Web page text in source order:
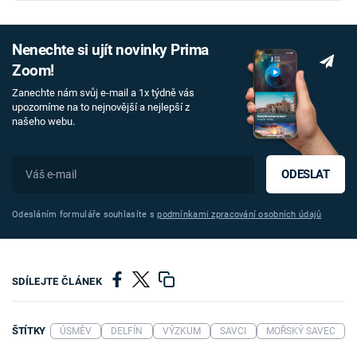
Nenechte si ujít novinky Prima
Zoom!
Zanechte nám svůj e-mail a 1x týdně vás
upozorníme na to nejnovější a nejlepší z
našeho webu.
ODESLAT
Odesláním formuláře souhlasíte spodmínkami zpracování osobních údajů
SDÍLEJTE ČLÁNEK
ŠTÍTKY ÚSMĚV DELFÍN VÝZKUM SAVCI MOŘSKÝ SAVEC